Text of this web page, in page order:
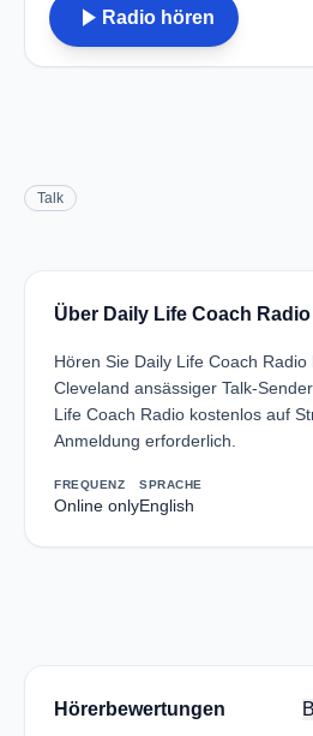
play_arrow Radio hören
Talk
Über Daily Life Coach Radio
Hören Sie Daily Life Coach
Cleveland ansässiger Talk-
Life Coach Radio kostenlos auf
Anmeldung erforderlich.
FREQUENZ
Online only
SPRACHE
English
Hörerbewertungen